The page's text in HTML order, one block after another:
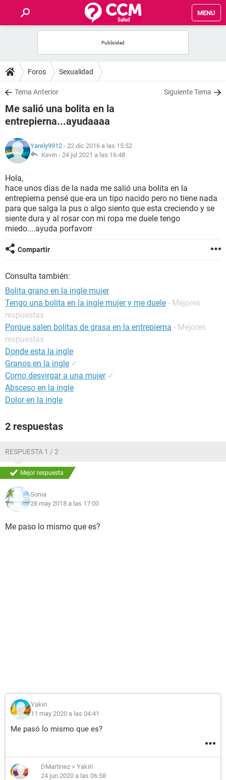
MENU
FOROS
SALUD
FAMILIA
NUTRICIÓN
SEXUALIDAD
GLOSARIO
Foros Sexualidad
Tema Anterior Siguiente Tema
Me salió una bolita en la
entrepierna...ayudaaaa
Yarely9912 - 22 dic 2016 a las 15:52
Kevin - 24 jul 2021 a las 16:48
Hola,
hace unos días de la nada me salió una bolita en la
entrepierna pensé que era un tipo nacido pero no tiene nada
para que salga la pus o algo siento que esta creciendo y se
siente dura y al rosar con mi ropa me duele tengo
miedo....ayuda porfavorr
Compartir
Consulta también:
Bolita grano en la ingle mujer
Tengo una bolita en la ingle mujer y me duele - Mejores
respuestas
Porque salen bolitas de grasa en la entrepierna - Mejores
respuestas
Donde esta la ingle
Granos en la ingle ✓
Como desvirgar a una mujer ✓
Absceso en la ingle
Dolor en la ingle
2 respuestas
RESPUESTA 1 / 2
Mejor respuesta
Sonia
28 may 2018 a las 17:00
Me paso lo mismo que es?
Yakiri
11 may 2020 a las 04:41
Me pasó lo mismo que es?
DMartinez > Yakiri
24 jun 2020 a las 06:58